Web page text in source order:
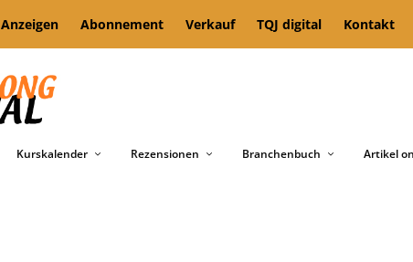
Anzeigen Abonnement Verkauf TQJ digital Kontakt
Kurskalender Rezensionen Branchenbuch Artikel